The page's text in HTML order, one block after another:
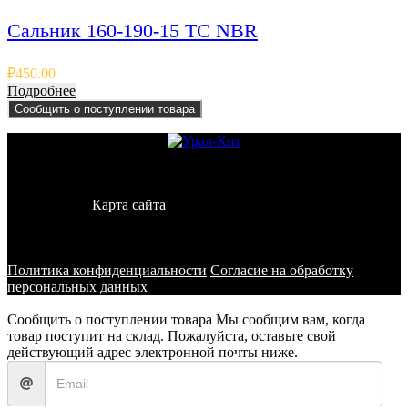
Сальник 160-190-15 TC NBR
₽450.00
Подробнее
Сообщить о поступлении товара
Карта сайта
Политика конфиденциальности Согласие на обработку
персональных данных
Сообщить о поступлении товара Мы сообщим вам, когда
товар поступит на склад. Пожалуйста, оставьте свой
действующий адрес электронной почты ниже.